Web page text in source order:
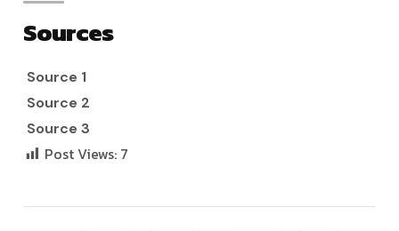
Sources
Source 1
Source 2
Source 3
Post Views: 7